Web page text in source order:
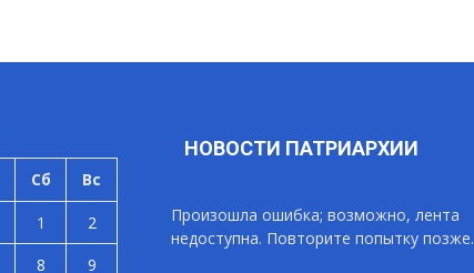
Сб Вс
1
2
8
9
НОВОСТИ ПАТРИАРХИИ
Произошла ошибка; возможно, лента
недоступна. Повторите попытку позже.